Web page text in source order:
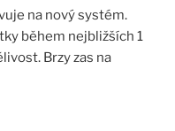
na nový systém.
během nejbližších 1
Brzy zas na